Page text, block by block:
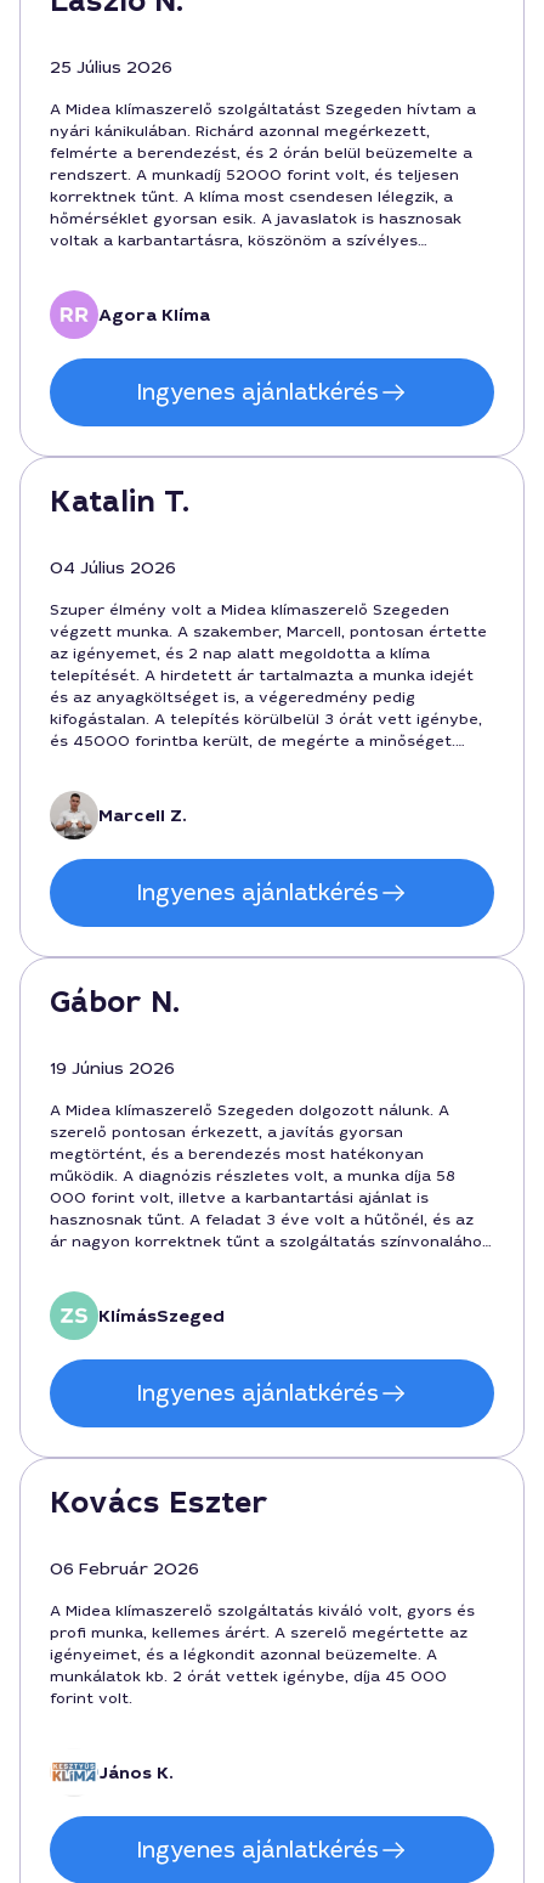
25 Július 2026
A Midea klímaszerelő szolgáltatást Szegeden hívtam a
nyári kánikulában. Richárd azonnal megérkezett,
felmérte a berendezést, és 2 órán belül beüzemelte a
rendszert. A munkadíj 52000 forint volt, és teljesen
korrektnek tűnt. A klíma most csendesen lélegzik, a
hőmérséklet gyorsan esik. A javaslatok is hasznosak
voltak a karbantartásra, köszönöm a szívélyes
Agora Klíma
Ingyenes ajánlatkérés
Katalin T.
04 Július 2026
Szuper élmény volt a Midea klímaszerelő Szegeden
végzett munka. A szakember, Marcell, pontosan értette
az igényemet, és 2 nap alatt megoldotta a klíma
telepítését. A hirdetett ár tartalmazta a munka idejét
és az anyagköltséget is, a végeredmény pedig
kifogástalan. A telepítés körülbelül 3 órát vett igénybe,
és 45000 forintba került, de megérte a minőséget.
Marcell Z.
Ingyenes ajánlatkérés
Gábor N.
19 Június 2026
A Midea klímaszerelő Szegeden dolgozott nálunk. A
szerelő pontosan érkezett, a javítás gyorsan
megtörtént, és a berendezés most hatékonyan
működik. A diagnózis részletes volt, a munka díja 58
000 forint volt, illetve a karbantartási ajánlat is
hasznosnak tűnt. A feladat 3 éve volt a hűtőnél, és az
ár nagyon korrektnek tűnt a szolgáltatás színvonalához
KlímásSzeged
Ingyenes ajánlatkérés
Kovács Eszter
06 Február 2026
A Midea klímaszerelő szolgáltatás kiváló volt, gyors és
profi munka, kellemes árért. A szerelő megértette az
igényeimet, és a légkondit azonnal beüzemelte. A
munkálatok kb. 2 órát vettek igénybe, díja 45 000
forint volt.
János K.
Ingyenes ajánlatkérés